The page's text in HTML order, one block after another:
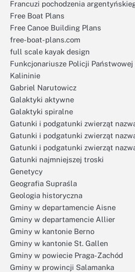
Francuzi pochodzenia
Free Boat Plans
Free Canoe Building Plans
free-boat-plans.com
full scale kayak design
Funkcjonariusze Policji Państwowej
Kalininie
Gabriel Narutowicz
Galaktyki aktywne
Galaktyki spiralne
Gatunki i podgatunki zwierząt
Gatunki i podgatunki zwierząt
Gatunki i podgatunki zwierząt
Gatunki najmniejszej troski
Genetycy
Geografia Supraśla
Geologia historyczna
Gminy w departamencie Aisne
Gminy w departamencie Allier
Gminy w kantonie Berno
Gminy w kantonie St. Gallen
Gminy w powiecie Praga-Zachód
Gminy w prowincji Salamanka